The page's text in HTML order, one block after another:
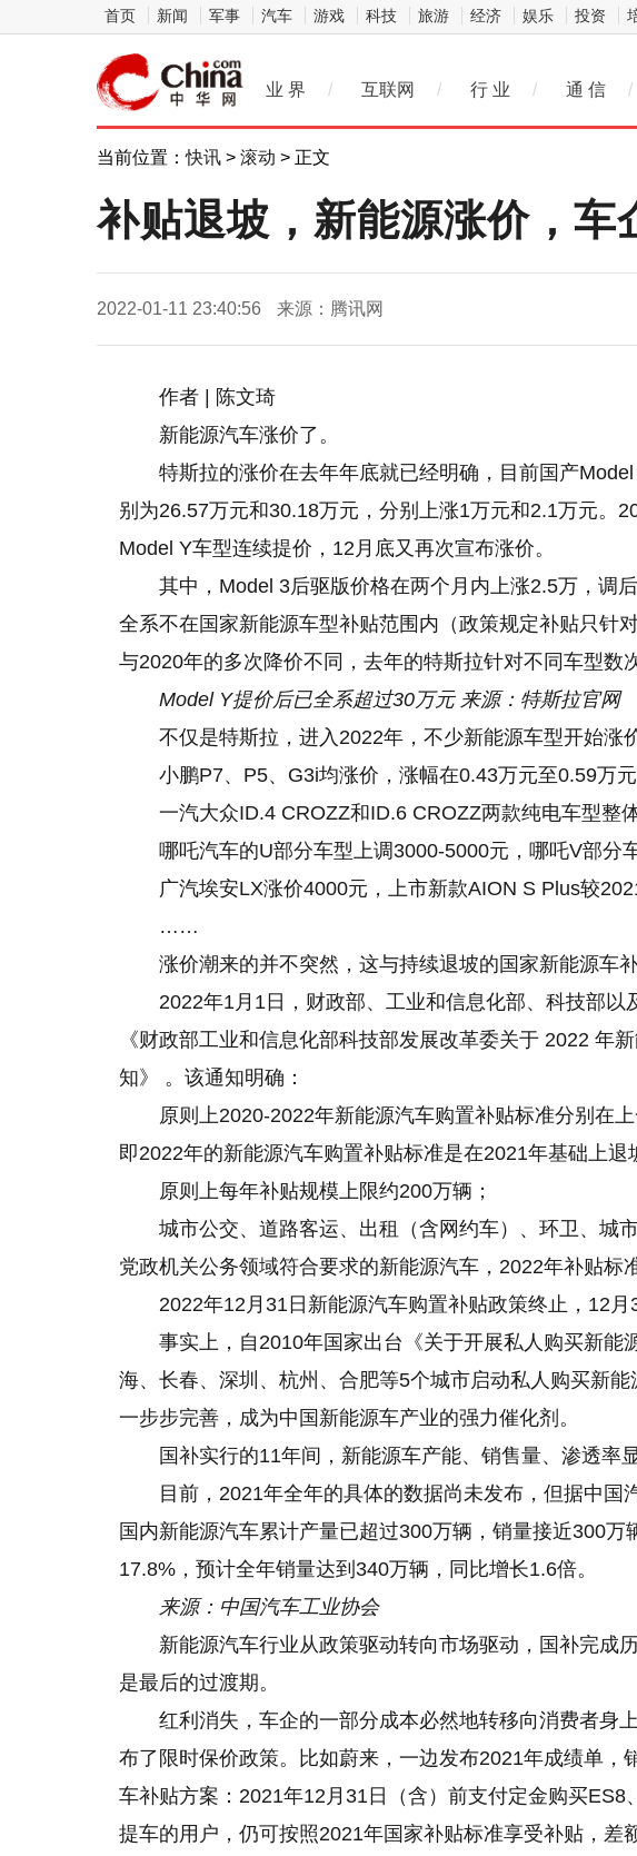
首页 新闻 军事 汽车 游戏 科技 旅游 经济 娱乐 投资
业 界 / 互联网 / 行 业 / 通 信 /
当前位置：快讯 > 滚动 > 正文
补贴退坡，新能源涨价，车
2022-01-11 23:40:56 来源：腾讯网
作者 | 陈文琦
新能源汽车涨价了。
特斯拉的涨价在去年年底就已经明确，目前国产
别为26.57万元和30.18万元，分别上涨1万元和2.1万元。
Model Y车型连续提价，12月底又再次宣布涨价。
其中，Model 3后驱版价格在两个月内上涨2.5万，调
全系不在国家新能源车型补贴范围内（政策规定补贴只针
与2020年的多次降价不同，去年的特斯拉针对不同车型数
Model Y提价后已全系超过30万元 来源：特斯拉官网
不仅是特斯拉，进入2022年，不少新能源车型开始涨价
小鹏P7、P5、G3i均涨价，涨幅在0.43万元至0.59万元
一汽大众ID.4 CROZZ和ID.6 CROZZ两款纯电车型整
哪吒汽车的U部分车型上调3000-5000元，哪吒V部分
广汽埃安LX涨价4000元，上市新款AION S Plus较
……
涨价潮来的并不突然，这与持续退坡的国家新能源车
2022年1月1日，财政部、工业和信息化部、科技部以
《财政部工业和信息化部科技部发展改革委关于 2022 年
知》 。该通知明确：
原则上2020-2022年新能源汽车购置补贴标准分别在
即2022年的新能源汽车购置补贴标准是在2021年基础上退
原则上每年补贴规模上限约200万辆；
城市公交、道路客运、出租（含网约车）、环卫、城
党政机关公务领域符合要求的新能源汽车，2022年补贴标
2022年12月31日新能源汽车购置补贴政策终止，12月
事实上，自2010年国家出台《关于开展私人购买新能
海、长春、深圳、杭州、合肥等5个城市启动私人购买新
一步步完善，成为中国新能源车产业的强力催化剂。
国补实行的11年间，新能源车产能、销售量、渗透率
目前，2021年全年的具体的数据尚未发布，但据中国
国内新能源汽车累计产量已超过300万辆，销量接近300
17.8%，预计全年销量达到340万辆，同比增长1.6倍。
来源：中国汽车工业协会
新能源汽车行业从政策驱动转向市场驱动，国补完成
是最后的过渡期。
红利消失，车企的一部分成本必然地转移向消费者身
布了限时保价政策。比如蔚来，一边发布2021年成绩单，
车补贴方案：2021年12月31日（含）前支付定金购买
提车的用户，仍可按照2021年国家补贴标准享受补贴，差